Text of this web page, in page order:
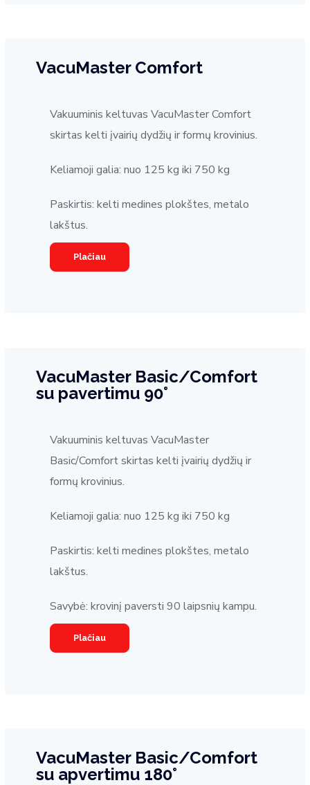
VacuMaster Comfort
Vakuuminis keltuvas VacuMaster Comfort
skirtas kelti įvairių dydžių ir formų krovinius.
Keliamoji galia: nuo 125 kg iki 750 kg
Paskirtis: kelti medines plokštes, metalo
lakštus.
Plačiau
VacuMaster Basic/Comfort
su pavertimu 90°
Vakuuminis keltuvas VacuMaster
Basic/Comfort skirtas kelti įvairių dydžių ir
formų krovinius.
Keliamoji galia: nuo 125 kg iki 750 kg
Paskirtis: kelti medines plokštes, metalo
lakštus.
Savybė: krovinį paversti 90 laipsnių kampu.
Plačiau
VacuMaster Basic/Comfort
su apvertimu 180°